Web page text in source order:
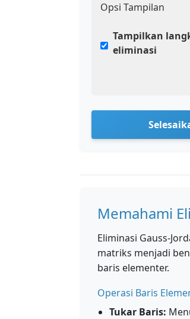
Opsi Tampilan
Tampilkan
eliminasi
Memahami
Eliminasi Gauss-
matriks menjadi
baris elementer.
Operasi Baris
Tukar Baris: